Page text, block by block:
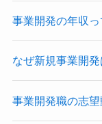
事業開発の年収
なぜ新規事業開
事業開発職の志